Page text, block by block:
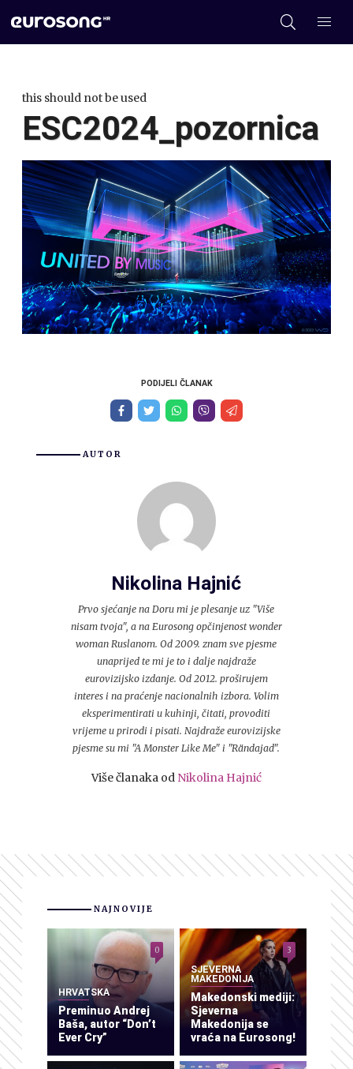
this should not be used
ESC2024_pozornica
PODIJELI ČLANAK
AUTOR
Nikolina Hajnić
Prvo sjećanje na Doru mi je plesanje uz "Više
nisam tvoja", a na Eurosong opčinjenost wonder
woman Ruslanom. Od 2009. znam sve pjesme
unaprijed te mi je to i dalje najdraže
eurovizijsko izdanje. Od 2012. proširujem
interes i na praćenje nacionalnih izbora. Volim
eksperimentirati u kuhinji, čitati, provoditi
vrijeme u prirodi i pisati. Najdraže eurovizijske
pjesme su mi "A Monster Like Me" i "Rändajad".
Više članaka od Nikolina Hajnić
NAJNOVIJE
HRVATSKA
Preminuo Andrej
Baša, autor “Don’t
Ever Cry”
0
SJEVERNA
MAKEDONIJA
Makedonski mediji:
Sjeverna
Makedonija se
vraća na Eurosong!
3